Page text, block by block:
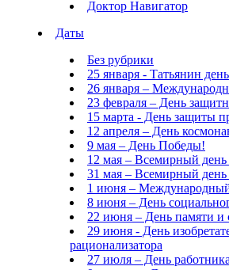
Доктор Навигатор
Даты
Без рубрики
25 января - Татьянин день
26 января –
23 февраля – День
15 марта - День защиты
12 апреля – День
9 мая – День Победы!
12 мая – Всемирный день
31 мая – Всемирный день
1 июня –
8 июня – День
22 июня – День памяти и
29 июня - День
рационализатора
27 июля – День